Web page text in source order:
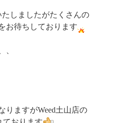
しましたがたくさんの
お待ちしております
、
りますがWeed土山店の